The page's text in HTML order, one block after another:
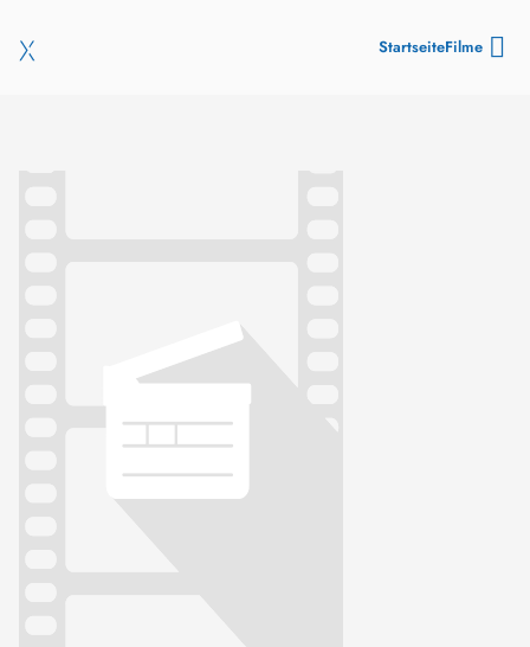
StartseiteFilme